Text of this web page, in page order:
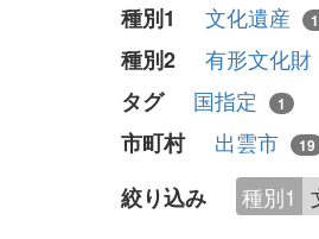
種別1 文化遺産
種別2 有形文化財
タグ 国指定 1
市町村 出雲市 19
絞り込み 種別1